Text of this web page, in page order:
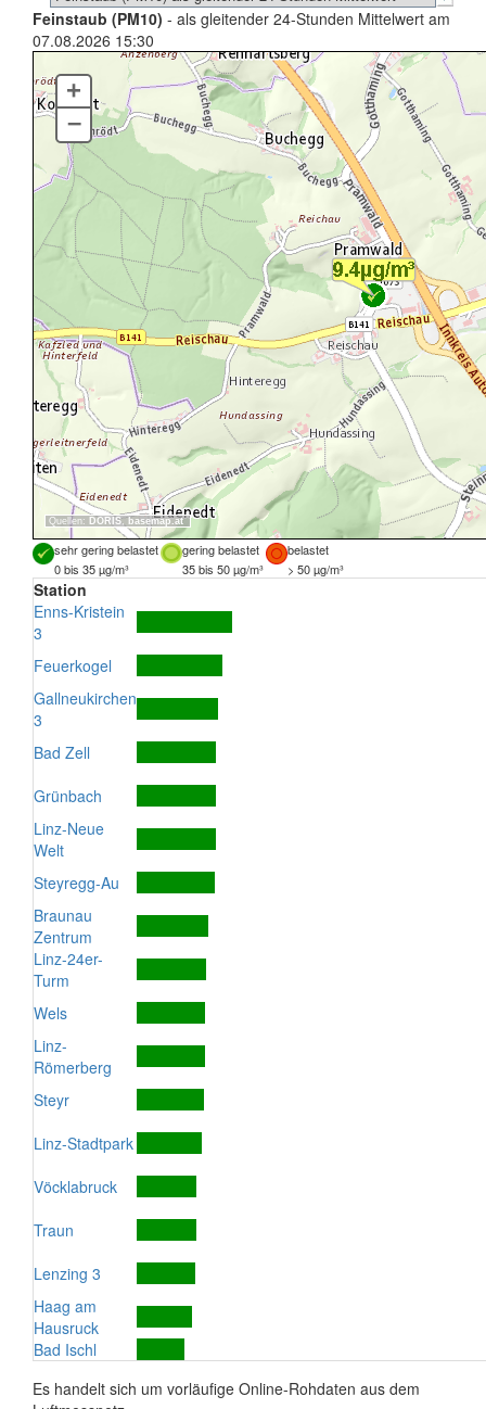
Feinstaub (PM10) - als gleitender 24-Stunden Mittelwert am
07.08.2026 15:30
Quellen: DORIS, basemap.at
+
–
sehr gering belastet gering belastet
belastet
0 bis 35 µg/m³
35 bis 50 µg/m³ > 50 µg/m³
Station
Enns-Kristein
3
Feuerkogel
Gallneukirchen
3
Bad Zell
Grünbach
Linz-Neue
Welt
Steyregg-Au
Braunau
Zentrum
Linz-24er-
Turm
Wels
Linz-
Römerberg
Steyr
Linz-Stadtpark
Vöcklabruck
Traun
Lenzing 3
Haag am
Hausruck
Bad Ischl
Es handelt sich um vorläufige Online-Rohdaten aus dem